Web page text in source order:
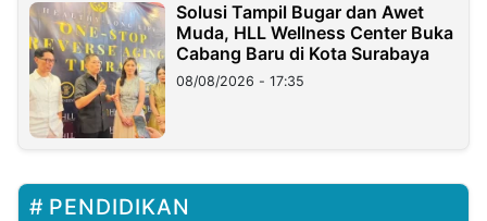
Solusi Tampil Bugar dan Awet
Muda, HLL Wellness Center Buka
Cabang Baru di Kota Surabaya
08/08/2026 - 17:35
PENDIDIKAN